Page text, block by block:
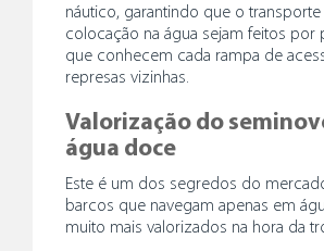
náutico, garantindo que o transporte
colocação na água sejam feitos por
que conhecem cada rampa de
represas vizinhas.
Valorização do
água doce
Este é um dos segredos do
barcos que navegam apenas em
muito mais valorizados na hora da